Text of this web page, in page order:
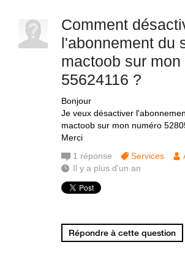
Comment
l'abonnement du
mactoob sur mon
55624116 ?
Bonjour
Je veux désactiver
mactoob sur mon numéro
Merci
1 réponse Services
Il y a plus d'un an
Répondre à cette question